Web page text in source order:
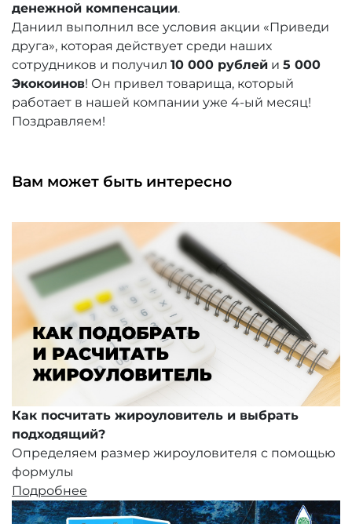
денежной компенсации.
Даниил выполнил все условия акции «Приведи
друга», которая действует среди наших
сотрудников и получил 10 000 рублей и 5 000
Экокоинов! Он привел товарища, который
работает в нашей компании уже 4-ый месяц!
Поздравляем!
Вам может быть интересно
Как посчитать жироуловитель и выбрать
подходящий?
Определяем размер жироуловителя с помощью
формулы
Подробнее